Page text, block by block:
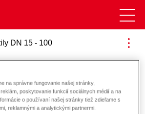
DN 15 - 100
za energiu a životné
prostredie
na správne fungovanie našej stránky,
poskytovanie funkcií sociálnych médií a na
o používaní našej stránky tiež zdieľame s
reklamnými a analytickými partnermi.